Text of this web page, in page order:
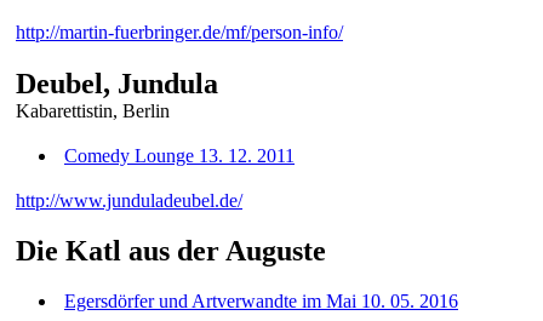
http://martin-fuerbringer.de/mf/person-info/
Deubel, Jundula
Kabarettistin, Berlin
Comedy Lounge 13. 12. 2011
http://www.junduladeubel.de/
Die Katl aus der Auguste
Egersdörfer und Artverwandte im Mai 10. 05. 2016